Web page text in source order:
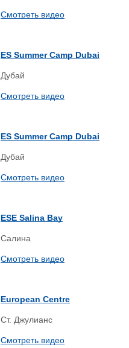
Смотреть видео
ES Summer Camp Dubai
Дубай
Смотреть видео
ES Summer Camp Dubai
Дубай
Смотреть видео
ESE Salina Bay
Салина
Смотреть видео
European Centre
Ст. Джулианс
Смотреть видео